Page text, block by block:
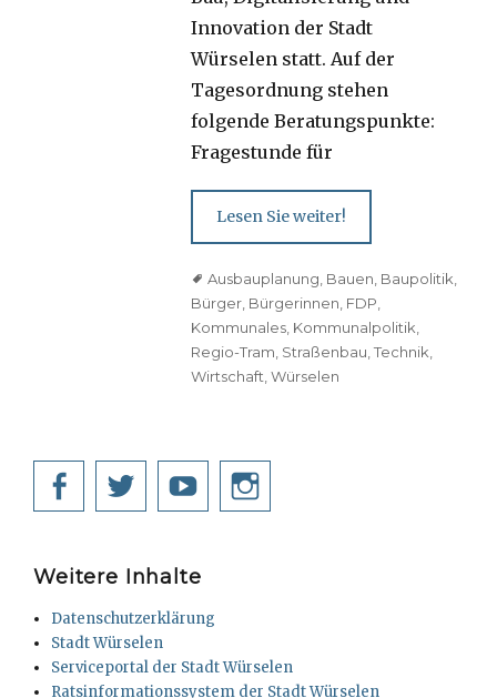
Innovation der Stadt
Würselen statt. Auf der
Tagesordnung stehen
folgende Beratungspunkte:
Fragestunde für
Lesen Sie weiter!
TagsAusbauplanung Bauen Baupolitik
Bürger Bürgerinnen FDP
Kommunales Kommunalpolitik
Regio-Tram Straßenbau ,Technik
Wirtschaft ,Würselen
Facebook
TwitterYouTube
Weitere Inhalte
Datenschutzerklärung
Stadt Würselen
Serviceportal der Stadt Würselen
Ratsinformationssystem der Stadt Würselen